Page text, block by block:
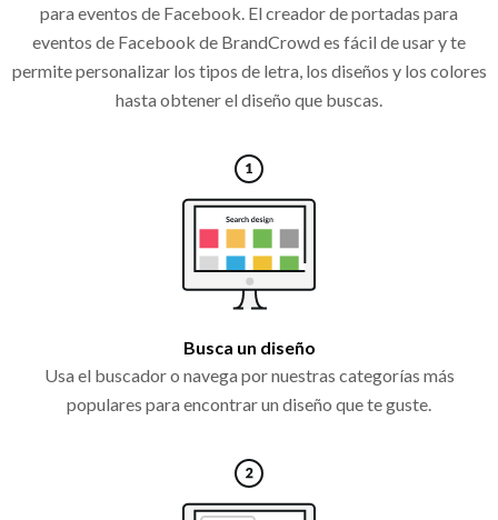
para eventos de Facebook. El creador de portadas para
eventos de Facebook de BrandCrowd es fácil de usar y te
permite personalizar los tipos de letra, los diseños y los colores
hasta obtener el diseño que buscas.
Busca un diseño
Usa el buscador o navega por nuestras categorías más
populares para encontrar un diseño que te guste.